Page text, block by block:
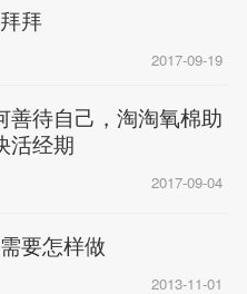
拜
2017-09-19
善待自己，淘淘氧棉助
活经期
2017-09-04
要怎样做
2013-11-01